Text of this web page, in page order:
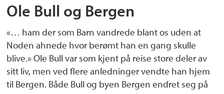
Ole Bull og Bergen
«… ham der som Barn vandrede blant os uden at
Noden ahnede hvor berømt han en gang skulle
blive.» Ole Bull var som kjent på reise store deler av
sitt liv, men ved flere anledninger vendte han hjem
til Bergen. Både Bull og byen Bergen endret seg på